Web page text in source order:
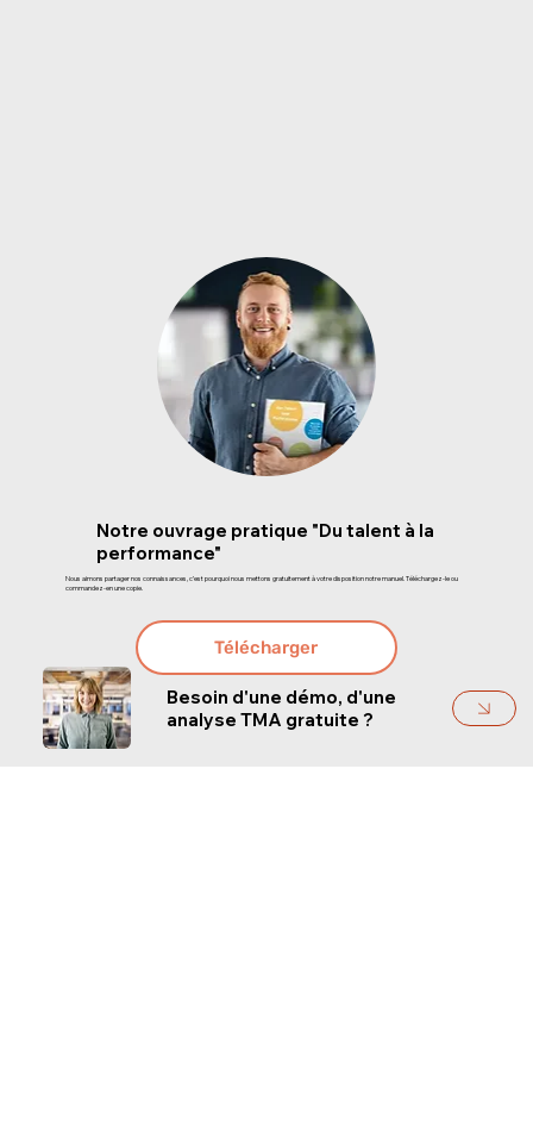
Notre ouvrage pratique ​"Du talent à la
performance"
Nous aimons partager nos connaissances, c’est pourquoi nous mettons gratuitement à votre disposition notre manuel. Téléchargez-le ou
commandez-en une copie.
Télécharger
Besoin d'une démo, d'une
analyse TMA gratuite ?